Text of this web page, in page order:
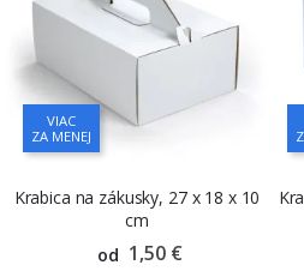
VIAC
ZA MENEJ
Krabica na zákusky, 27 x 18 x 10
cm
od 1,50 €